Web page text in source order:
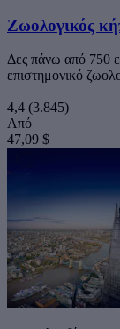
Ζωολογικός
Δες πάνω από 750
επιστημονικό
4,4 (3.845)
Από
47,09 $